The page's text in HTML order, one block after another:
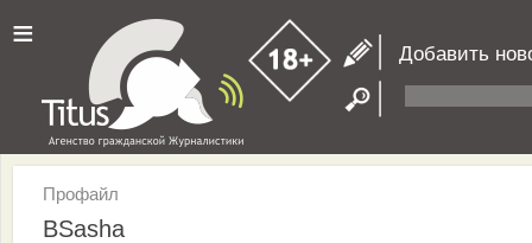
≡ Добавить
Профайл
BSasha